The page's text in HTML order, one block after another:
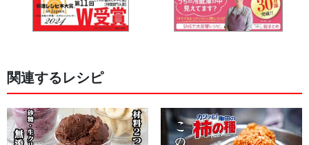
関連するレシピ